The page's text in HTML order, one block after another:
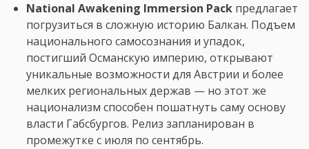
National Awakening Immersion Pack предлагает
погрузиться в сложную историю Балкан. Подъем
национального самосознания и упадок,
постигший Османскую империю, открывают
уникальные возможности для Австрии и более
мелких региональных держав — но этот же
национализм способен пошатнуть саму основу
власти Габсбургов. Релиз запланирован в
промежутке с июля по сентябрь.